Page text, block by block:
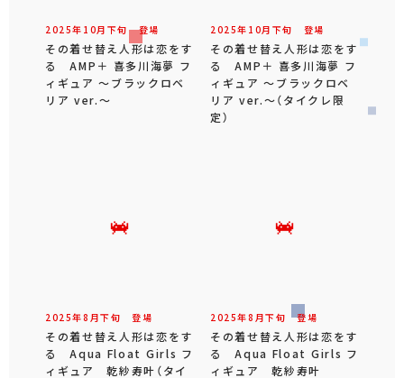
2025年 10月 下旬 登場
その着せ替え人形は恋をす
る AMP＋ 喜多川海夢 フ
ィギュア ～ブラックロベ
リア ver.～
2025年 10月 下旬 登場
その着せ替え人形は恋をす
る AMP＋ 喜多川海夢 フ
ィギュア ～ブラックロベ
リア ver.～（タイクレ限
定）
2025年8 月下旬 登場
その着せ替え人形は恋をす
る Aqua Float Girls フ
ィギュア 乾紗寿叶（タイ
2025年8 月下旬 登場
その着せ替え人形は恋をす
る Aqua Float Girls フ
ィギュア 乾紗寿叶